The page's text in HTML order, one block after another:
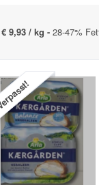
€ 9,93 / kg - 28-47%